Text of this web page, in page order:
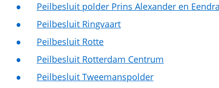
Peilbesluit polder Prins Alexander en
Peilbesluit Ringvaart
Peilbesluit Rotte
Peilbesluit Rotterdam Centrum
Peilbesluit Tweemanspolder